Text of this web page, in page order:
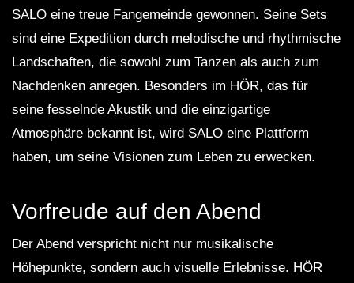
SALO eine treue Fangemeinde gewonnen. Seine Sets
sind eine Expedition durch melodische und rhythmische
Landschaften, die sowohl zum Tanzen als auch zum
Nachdenken anregen. Besonders im HÖR, das für
seine fesselnde Akustik und die einzigartige
Atmosphäre bekannt ist, wird SALO eine Plattform
haben, um seine Visionen zum Leben zu erwecken.
Vorfreude auf den Abend
Der Abend verspricht nicht nur musikalische
Höhepunkte, sondern auch visuelle Erlebnisse. HÖR